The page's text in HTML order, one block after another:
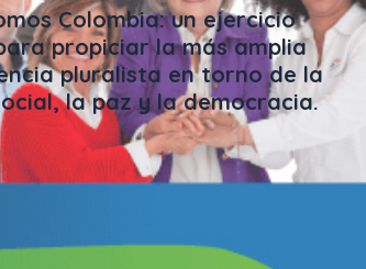
Colombia: un ejercicio
propiciar la más amplia
pluralista en torno de la
la paz y la democracia.